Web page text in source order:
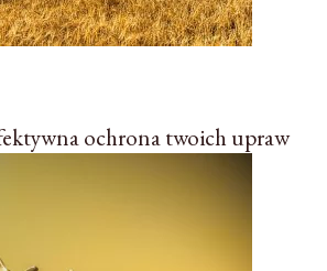
ochrona twoich upraw